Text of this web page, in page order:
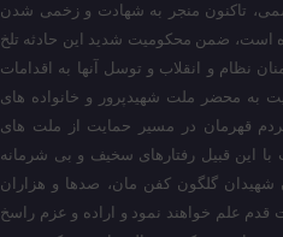
تاکنون منجر به شهادت و زخمی شدن
است، ضمن محکومیت شدید این حادثه تلخ
نظام و انقلاب و توسل آنها به اقدامات
به محضر ملت شهیدپرور و خانواده های
قهرمان در مسیر حمایت از ملت های
با این قبیل رفتارهای سخیف و بی شرمانه
گلگون کفن مان، صدها و هزاران
قدم علم خواهند نمود و اراده و عزم راسخ